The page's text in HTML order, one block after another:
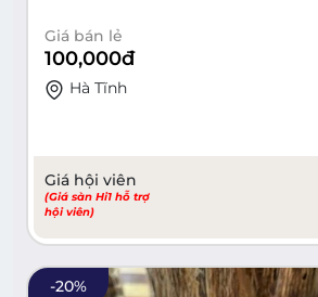
Giá bán lẻ
100,000đ
Hà Tĩnh
Giá hội viên
(Giá sàn Hi1 hỗ trợ
hội viên)
-20%